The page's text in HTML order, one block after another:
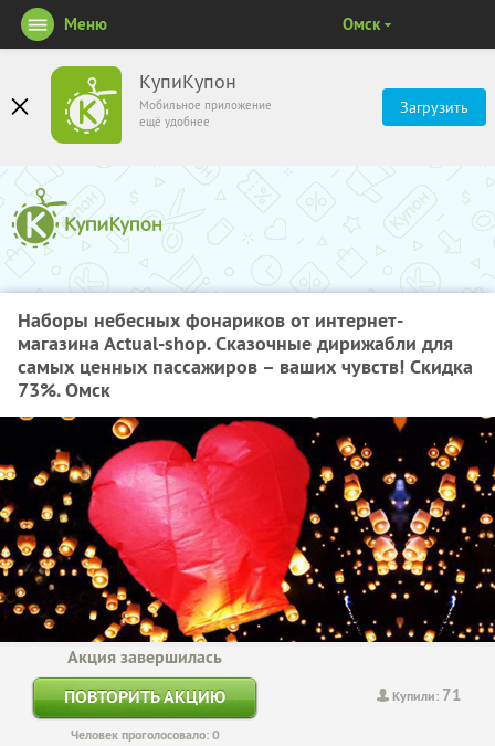
КупиКупон
Мобильное приложение
ещё удобнее
Загрузить
Меню Омск
Наборы небесных фонариков от интернет-
магазина Аctual-shop. Сказочные дирижабли для
самых ценных пассажиров – ваших чувств! Скидка
73%. Омск
Купили: 71
Акция завершилась
ПОВТОРИТЬ АКЦИЮ
Человек проголосовало: 0